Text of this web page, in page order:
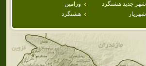
شهر جديد هشتگرد
ورامين
شهريار
هشتگرد